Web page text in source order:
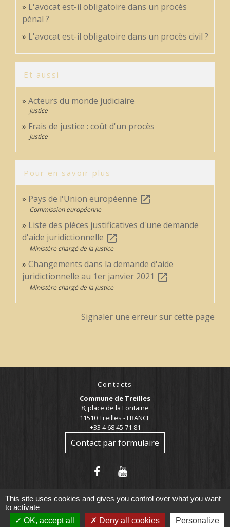
L'avocat est-il obligatoire dans un procès
pénal ?
L'avocat est-il obligatoire dans un procès civil ?
Et aussi
Acteurs du monde judiciaire
Justice
Frais de justice : coût d'un procès
Justice
Pour en savoir plus
Pays de l'Union européenne open_in_new
Commission européenne
Liste des pièces justificatives d'une demande
d'aide juridictionnelle open_in_new
Ministère chargé de la justice
Changements dans la demande d'aide
juridictionnelle au 1er janvier 2021 open_in_new
Ministère chargé de la justice
Signaler une erreur sur cette page
Contacts
Commune de Treilles
8, place de la Fontaine
11510 Treilles - FRANCE
+33 4 68 45 71 81
Contact par formulaire
This site uses cookies and gives you control over what you want
to activate
OK, accept all
Deny all cookies Personalize